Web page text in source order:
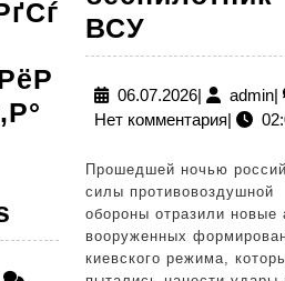
РџРѕСЃРµР№С‚Рµ
РїСЂСЏРјРѕ
ВСУ
над
России
силы
ПВО
сбили
71
06.07.202606.07.2026
| admin|
Нет комментария|
Прошедшей ночью
силы противовоздушной
обороны отразили новые
вооруженных
киевского режима,